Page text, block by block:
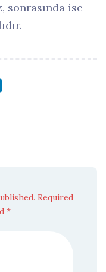
ise
Required
*